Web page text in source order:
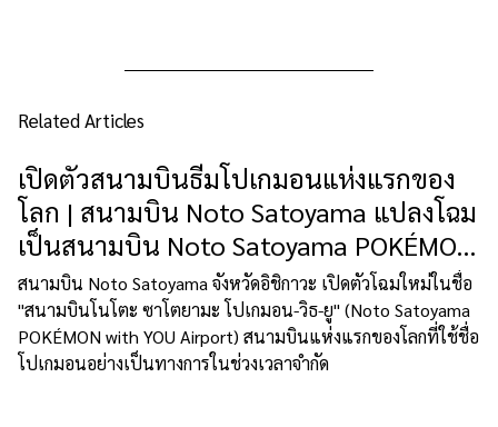
Related Articles
เปิดตัวสนามบินธีมโปเกมอนแห่งแรกของ
โลก | สนามบิน Noto Satoyama แปลงโฉม
เป็นสนามบิน Noto Satoyama POKÉMON
with YOU
สนามบิน Noto Satoyama จังหวัดอิชิกาวะ เปิดตัวโฉมใหม่ในชื่อ
"สนามบินโนโตะ ซาโตยามะ โปเกมอน-วิธ-ยู" (Noto Satoyama
POKÉMON with YOU Airport) สนามบินแห่งแรกของโลกที่ใช้ชื่อ
โปเกมอนอย่างเป็นทางการในช่วงเวลาจำกัด